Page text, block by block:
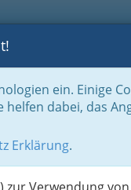
BRANCHEN
ein. Einige
dabei, das
Erklärung.
‚Sanitärtechniker